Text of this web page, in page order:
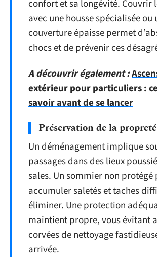
confort et sa longévité. Couvrir
avec une housse spécialisée ou
couverture épaisse permet
chocs et de prévenir ces
A découvrir également :
extérieur pour particuliers :
savoir avant de se lancer
Préservation de la propreté
Un déménagement implique
passages dans des lieux
sales. Un sommier non protégé
accumuler saletés et taches
éliminer. Une protection
maintient propre, vous évitant
corvées de nettoyage
arrivée.